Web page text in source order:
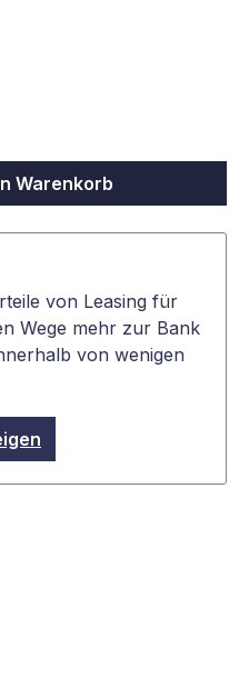
Wert
Warenkorb
von Leasing für
Wege mehr zur Bank
von wenigen